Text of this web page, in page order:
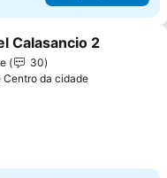
aos favoritos
Calasancio 2
30
Centro da cidade